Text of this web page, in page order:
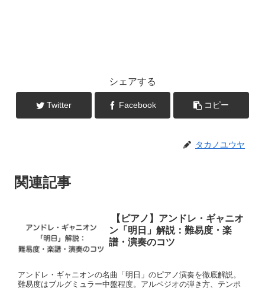
シェアする
Twitter Facebook コピー
タカノユウヤ
関連記事
【ピアノ】アンドレ・ギャニオ
ン「明日」解説：難易度・楽
譜・演奏のコツ
アンドレ・ギャニオンの名曲「明日」のピアノ演奏を徹底解説。
難易度はブルグミュラー中盤程度。アルペジオの弾き方、テンポ